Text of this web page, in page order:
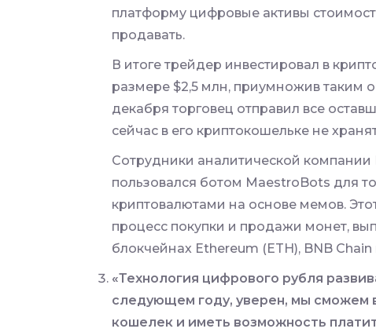
платформу цифровые активы
продавать.
В итоге трейдер инвестировал в
размере $2,5 млн, приумножив таким
декабря торговец отправил все
сейчас в его криптокошельке не
Сотрудники аналитической
пользовался ботом MaestroBots для
криптовалютами на основе мемов.
процесс покупки и продажи монет,
блокчейнах Ethereum ( ETH), BNB
«Технология цифрового рубля
следующем году, уверен, мы сможем
кошелек и иметь возможность